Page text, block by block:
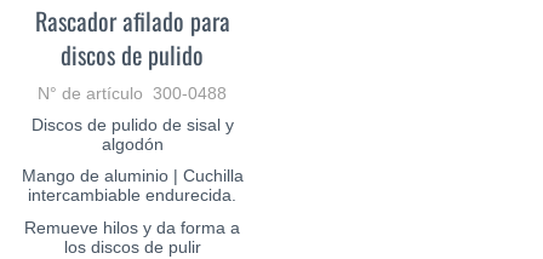
Rascador afilado para
discos de pulido
N° de artículo 300-0488
Discos de pulido de sisal y
algodón
Mango de aluminio | Cuchilla
intercambiable endurecida.
Remueve hilos y da forma a
los discos de pulir